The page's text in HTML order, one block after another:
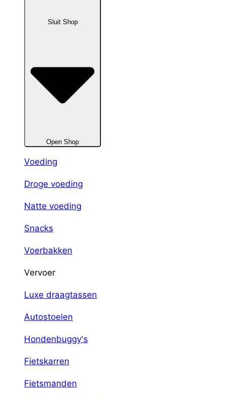
Sluit Shop
Open Shop
Voeding
Droge voeding
Natte voeding
Snacks
Voerbakken
Vervoer
Luxe draagtassen
Autostoelen
Hondenbuggy's
Fietskarren
Fietsmanden